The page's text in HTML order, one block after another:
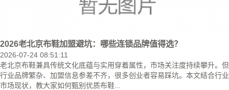
2026老北京布鞋加盟避坑：哪些连锁品牌值得选？
2026-07-24 08:51:11
老北京布鞋兼具传统文化底蕴与实用穿着属性，市场关注度持续攀升。但
行业品牌繁杂、加盟信息参差不齐，很多创业者容易踩坑。本文结合行业
市场现状，教大家如何甄别优质布鞋...